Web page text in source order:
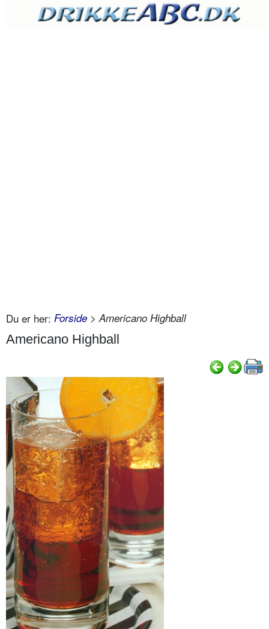
Du er her: Forside > Americano Highball
Americano Highball